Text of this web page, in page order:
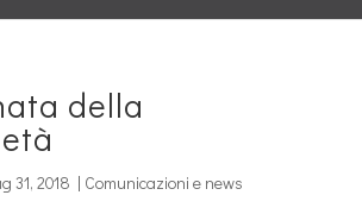
della
31, 2018 | Comunicazioni e news